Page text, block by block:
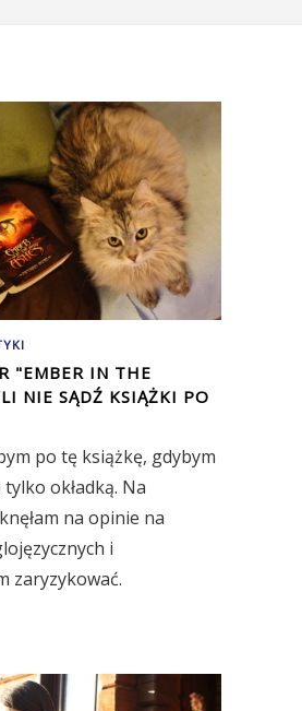
"EMBER IN THE
NIE SĄDŹ KSIĄŻKI PO
po tę książkę, gdybym
tylko okładką. Na
na opinie na
i
zaryzykować.